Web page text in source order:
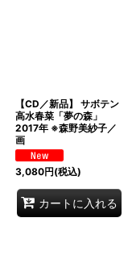
【CD／新品】 サボテン
高水春菜「夢の森」
2017年 ※森野美紗子／
画
3,080円(税込)
カートに入れる